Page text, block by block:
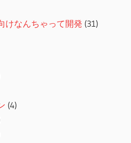
けなんちゃって開発 (31)
(4)